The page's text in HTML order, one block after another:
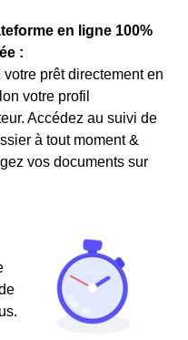
en ligne 100%
:
votre prêt directement en
votre profil
Accédez au suivi de
à tout moment &
vos documents sur